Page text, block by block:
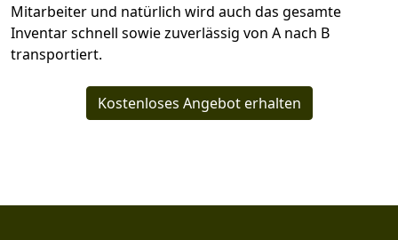
Mitarbeiter und natürlich wird auch das gesamte
Inventar schnell sowie zuverlässig von A nach B
transportiert.
Kostenloses Angebot erhalten